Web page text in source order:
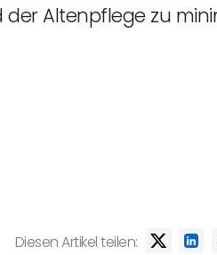
Altenpflege zu
Diesen Artikel teilen: